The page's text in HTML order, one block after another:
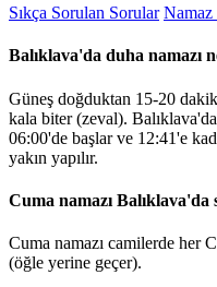
Sıkça Sorulan Sorular Namaz
Balıklava'da duha namazı
Güneş doğduktan 15-20
kala biter (zeval).
06:00'de başlar ve 12:41'e
yakın yapılır.
Cuma namazı Balıklava'da
Cuma namazı camilerde her
(öğle yerine geçer).